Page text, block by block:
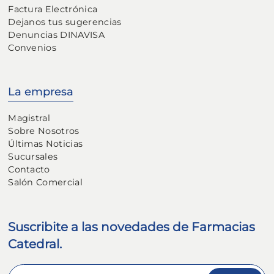
Factura Electrónica
Dejanos tus sugerencias
Denuncias DINAVISA
Convenios
La empresa
Magistral
Sobre Nosotros
Últimas Noticias
Sucursales
Contacto
Salón Comercial
Suscribite a las novedades de Farmacias
Catedral.